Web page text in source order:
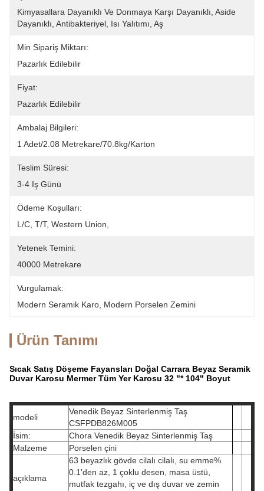
Kimyasallara Dayanıklı Ve Donmaya Karşı Dayanıklı, Aside
Dayanıklı, Antibakteriyel, Isı Yalıtımı, Aş
Min Sipariş Miktarı:
Pazarlık Edilebilir
Fiyat:
Pazarlık Edilebilir
Ambalaj Bilgileri:
1 Adet/2.08 Metrekare/70.8kg/karton
Teslim Süresi:
3-4 Iş Günü
Ödeme Koşulları:
L/C, T/T, Western Union,
Yetenek Temini:
40000 Metrekare
Vurgulamak:
Modern Seramik Karo Modern Porselen Zemini
Ürün Tanımı
Sıcak Satış Döşeme Fayansları Doğal Carrara Beyaz Seramik
Duvar Karosu Mermer Tüm Yer Karosu 32 "* 104" Boyut
modeli
Venedik Beyaz Sinterlenmiş Taş
CSFPDB826M005
İsim:
Chora Venedik Beyaz Sinterlenmiş Taş
Malzeme
Porselen çini
açıklama
63 beyazlık gövde cilalı cilalı, su emme%
0.1'den az, 1 çoklu desen, masa üstü,
mutfak tezgahı, iç ve dış duvar ve zemin